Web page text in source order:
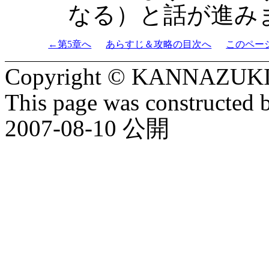
なる）と話が進み
←第5章へ あらすじ＆攻略の目次へ このペー
Copyright © KANNAZUKI
This page was constructed
2007-08-10 公開